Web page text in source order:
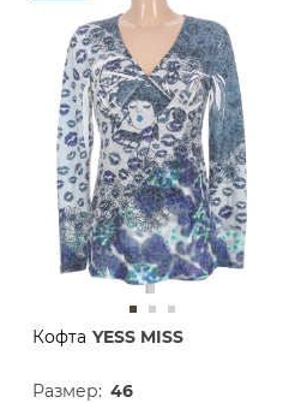
Кофта YESS MISS
Размер: 46